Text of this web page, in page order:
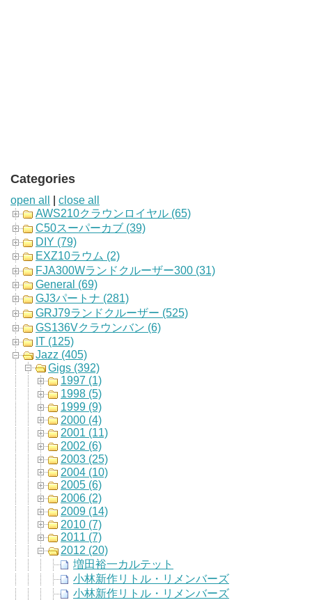
Categories
open all
close all
AWS210クラウンロイヤル (65)
C50スーパーカブ (39)
DIY (79)
EXZ10ラウム (2)
FJA300Wランドクルーザー300 (31)
General (69)
GJ3パートナ (281)
GRJ79ランドクルーザー (525)
GS136Vクラウンバン (6)
IT (125)
Jazz (405)
Gigs (392)
1997 (1)
1998 (5)
1999 (9)
2000 (4)
2001 (11)
2002 (6)
2003 (25)
2004 (10)
2005 (6)
2006 (2)
2009 (14)
2010 (7)
2011 (7)
2012 (20)
増田裕一カルテット
小林新作リトル・リメンバーズ
小林新作リトル・リメンバーズ